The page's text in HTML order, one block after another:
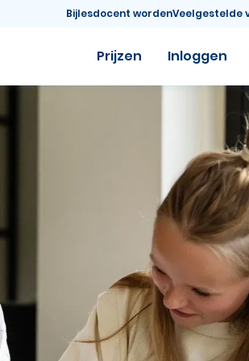
Bijlesdocent wordenVeelgestelde
Prijzen Inloggen